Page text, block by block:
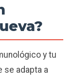
y tu
se adapta a